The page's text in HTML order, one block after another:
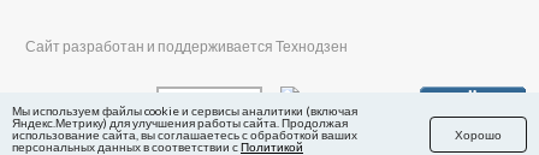
Сайт разработан и поддерживается Технодзен
Мы используем файлы cookie и сервисы аналитики (включая
Яндекс.Метрику) для улучшения работы сайта. Продолжая
использование сайта, вы соглашаетесь с обработкой ваших
персональных данных в соответствии сПолитикой
Хорошо